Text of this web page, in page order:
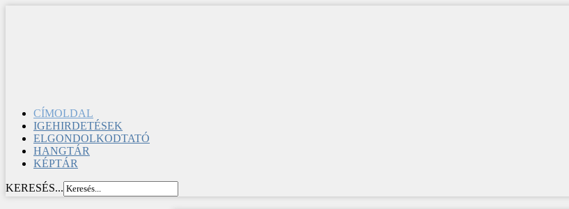
CÍMOLDAL
IGEHIRDETÉSEK
ELGONDOLKODTATÓ
HANGTÁR
KÉPTÁR
KERESÉS...